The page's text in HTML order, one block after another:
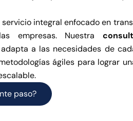
integral enfocado en
empresas. Nuestra
a las necesidades de
ágiles para lograr
paso?